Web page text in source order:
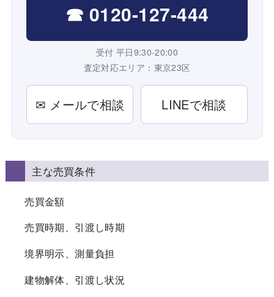
☎ 0120-127-444
受付 平日9:30-20:00
査定対応エリア：東京23区
✉ メールで相談 LINEで相談
主な売買条件
売買金額
売買時期、引渡し時期
境界明示、測量負担
建物解体、引渡し状況